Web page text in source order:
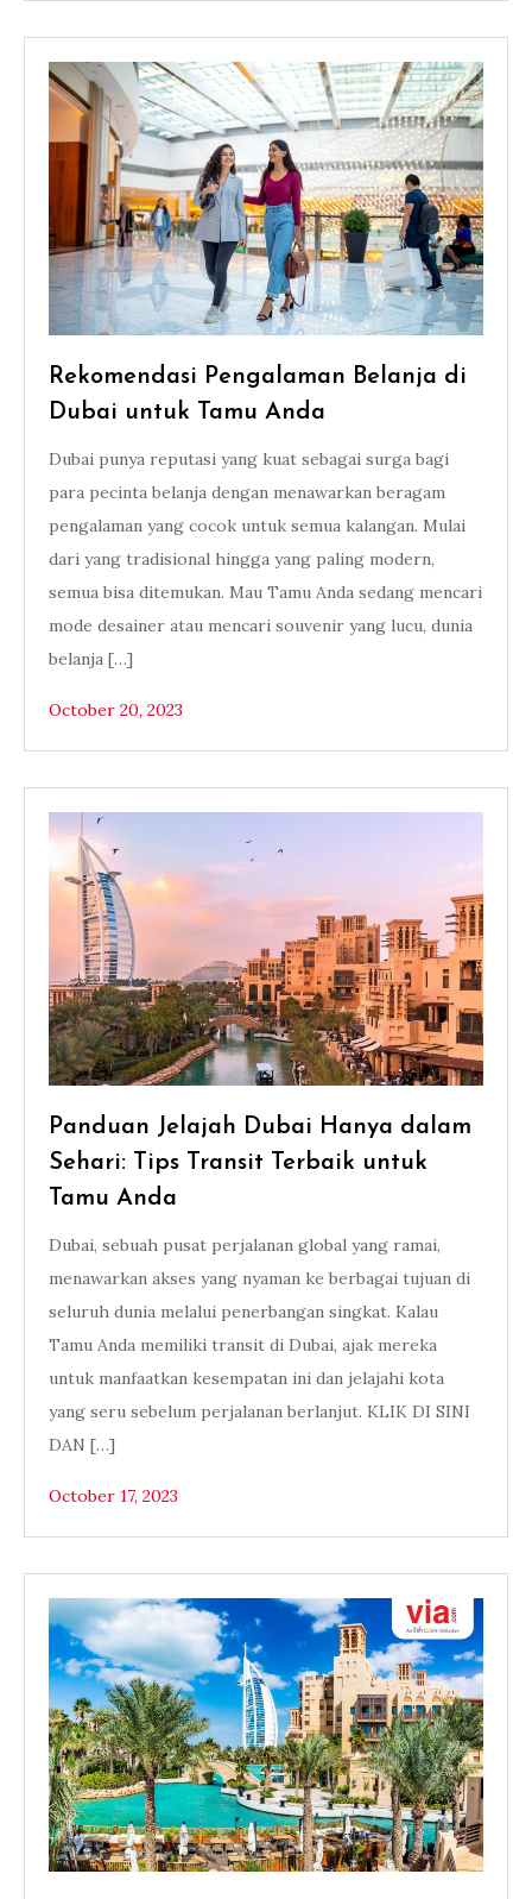
Rekomendasi Pengalaman Belanja di
Dubai untuk Tamu Anda
Dubai punya reputasi yang kuat sebagai surga bagi
para pecinta belanja dengan menawarkan beragam
pengalaman yang cocok untuk semua kalangan. Mulai
dari yang tradisional hingga yang paling modern,
semua bisa ditemukan. Mau Tamu Anda sedang mencari
mode desainer atau mencari souvenir yang lucu, dunia
belanja […]
October 20, 2023
Panduan Jelajah Dubai Hanya dalam
Sehari: Tips Transit Terbaik untuk
Tamu Anda
Dubai, sebuah pusat perjalanan global yang ramai,
menawarkan akses yang nyaman ke berbagai tujuan di
seluruh dunia melalui penerbangan singkat. Kalau
Tamu Anda memiliki transit di Dubai, ajak mereka
untuk manfaatkan kesempatan ini dan jelajahi kota
yang seru sebelum perjalanan berlanjut. KLIK DI SINI
DAN […]
October 17, 2023